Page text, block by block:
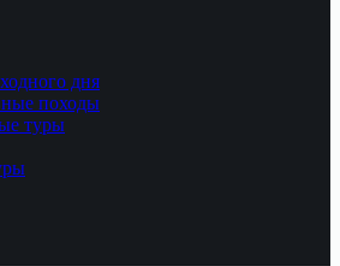
дня
походы
туры